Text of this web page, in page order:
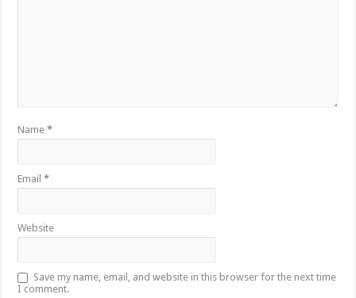
Name*
Email*
Website
Save my name, email, and website in this browser for the next time
I comment.